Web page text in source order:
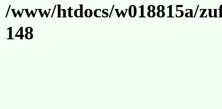
/www/htdocs/w018815a/
148